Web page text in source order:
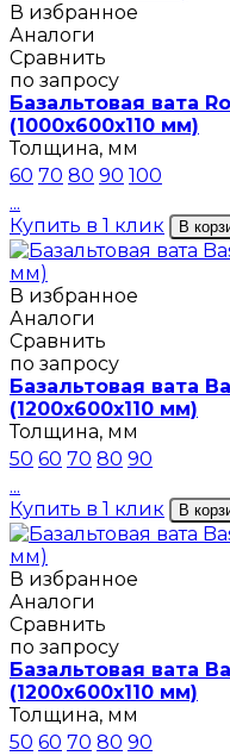
В избранное
Аналоги
Сравнить
по запросу
Базальтовая вата
(1000х600х110 мм)
Толщина, мм
60 70 80 90 100
...
Купить в 1 клик
В
В избранное
Аналоги
Сравнить
по запросу
Базальтовая вата
(1200х600х110 мм)
Толщина, мм
50 60 70 80 90
...
Купить в 1 клик
В
В избранное
Аналоги
Сравнить
по запросу
Базальтовая вата
(1200х600х110 мм)
Толщина, мм
50 60 70 80 90